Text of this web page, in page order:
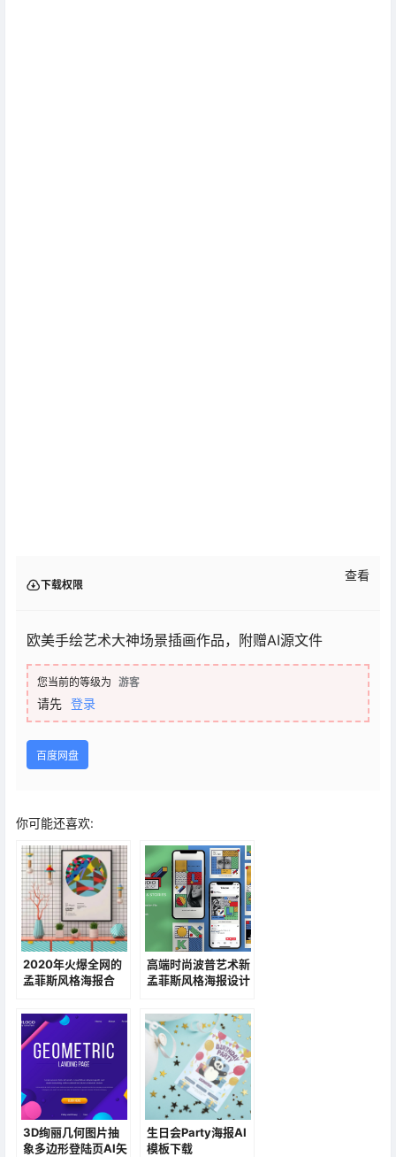
下载权限
查看
欧美手绘艺术大神场景插画作品，附赠AI源文件
您当前的等级为 游客
请先 登录
百度网盘
你可能还喜欢:
2020年火爆全网的
孟菲斯风格海报合
高端时尚波普艺术新
孟菲斯风格海报设计
3D绚丽几何图片抽
象多边形登陆页AI矢
生日会Party海报AI
模板下载